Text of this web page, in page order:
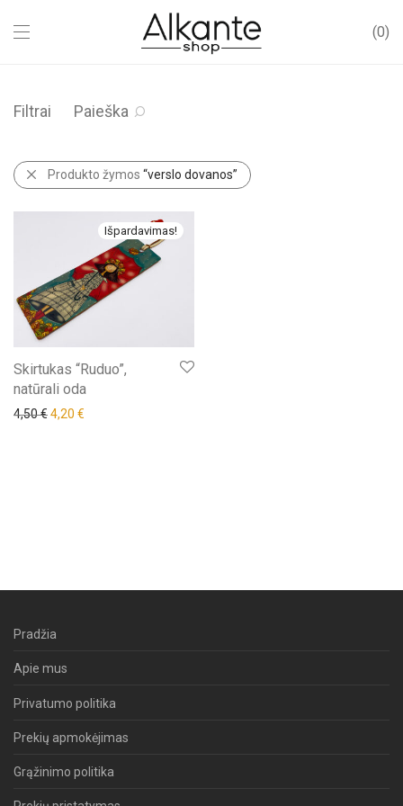
0
Filtrai Paieška
Produkto žymos “verslo dovanos”
Išpardavimas!
Skirtukas “Ruduo”,
natūrali oda
4,50€Original price was: 4,50 €.
4,20 €
Pradžia
Apie mus
Privatumo politika
Prekių apmokėjimas
Grąžinimo politika